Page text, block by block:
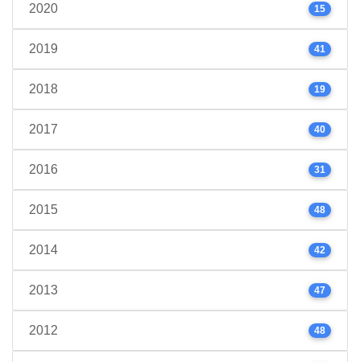
2020 15
2019 41
2018 19
2017 40
2016 31
2015 48
2014 42
2013 47
2012 48